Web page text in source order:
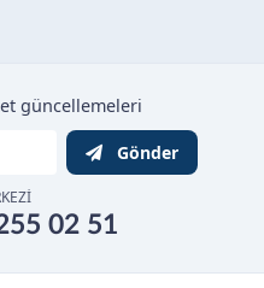
güncellemeleri
Gönder
02 51